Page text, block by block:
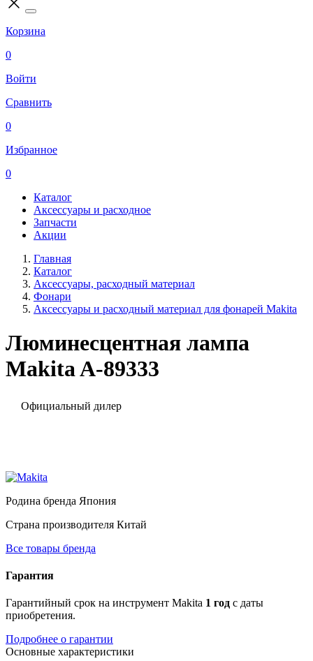
Корзина
0
Войти
Сравнить
0
Избранное
0
Каталог
Аксессуары и расходное
Запчасти
Акции
Главная
Каталог
Аксессуары, расходный материал
Фонари
Аксессуары и расходный материал для фонарей Makita
Люминесцентная лампа
Makita A-89333
Официальный дилер
Родина бренда Япония
Страна производителя Китай
Все товары бренда
Гарантия
Гарантийный срок на инструмент Makita 1 год с даты
приобретения.
Подробнее о гарантии
Основные характеристики